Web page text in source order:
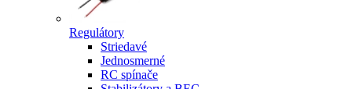
Regulátory
Striedavé
Jednosmerné
RC spínače